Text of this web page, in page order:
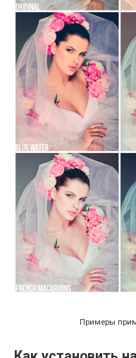
Примеры